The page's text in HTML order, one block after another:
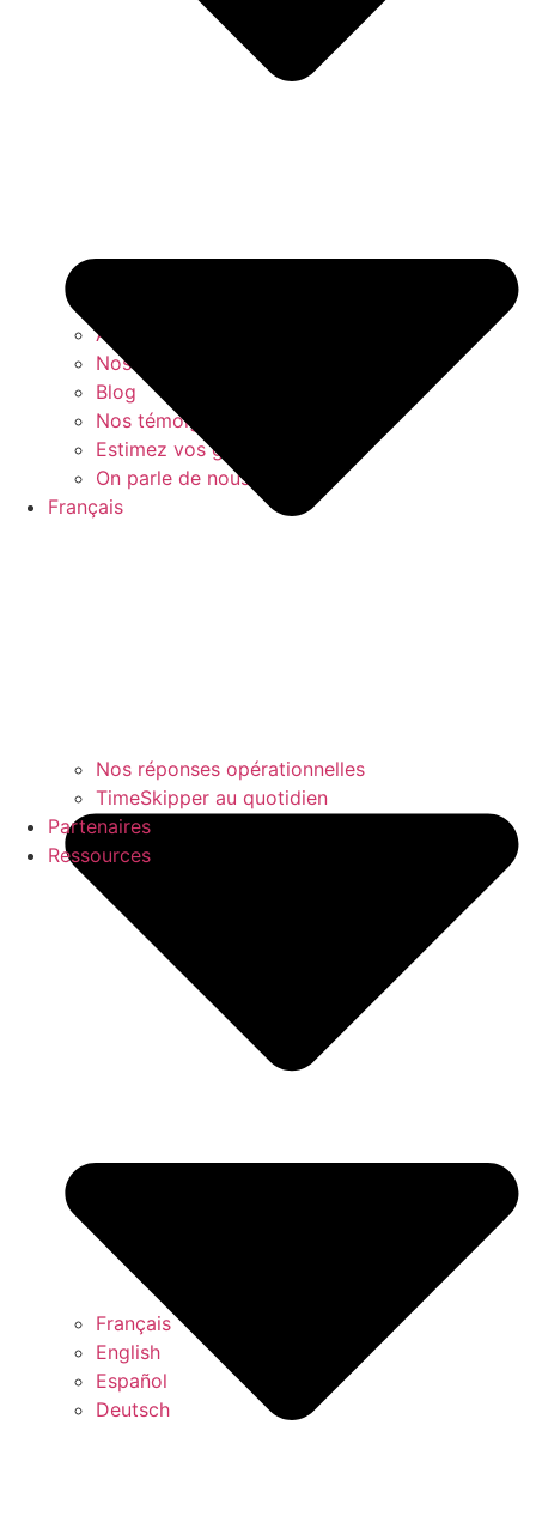
À propos
Nos livres blancs
Blog
Nos témoignages clients
Estimez vos gains
On parle de nous
Français
Français
English
Español
Deutsch
Nos réponses opérationnelles
TimeSkipper au quotidien
Partenaires
Ressources